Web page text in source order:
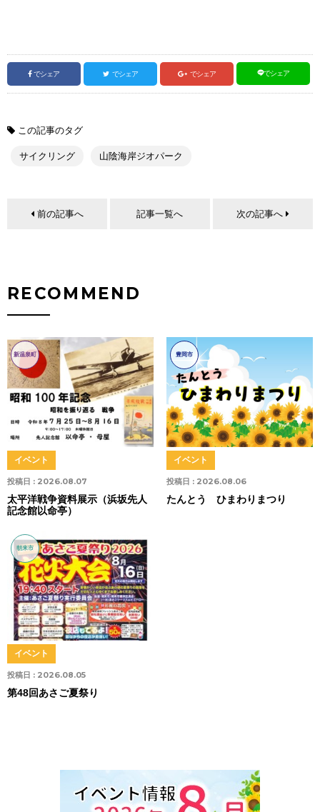
でシェア でシェア でシェア でシェア
この記事のタグ
サイクリング 山陰海岸ジオパーク
前の記事へ 記事一覧へ 次の記事へ
RECOMMEND
新温泉町
投稿日 : 2026.08.07
イベント
太平洋戦争資料展示（浜坂先人
記念館以命亭）
豊岡市
投稿日 : 2026.08.06
イベント
たんとう ひまわりまつり
朝来市
投稿日 : 2026.08.05
イベント
第48回あさご夏祭り